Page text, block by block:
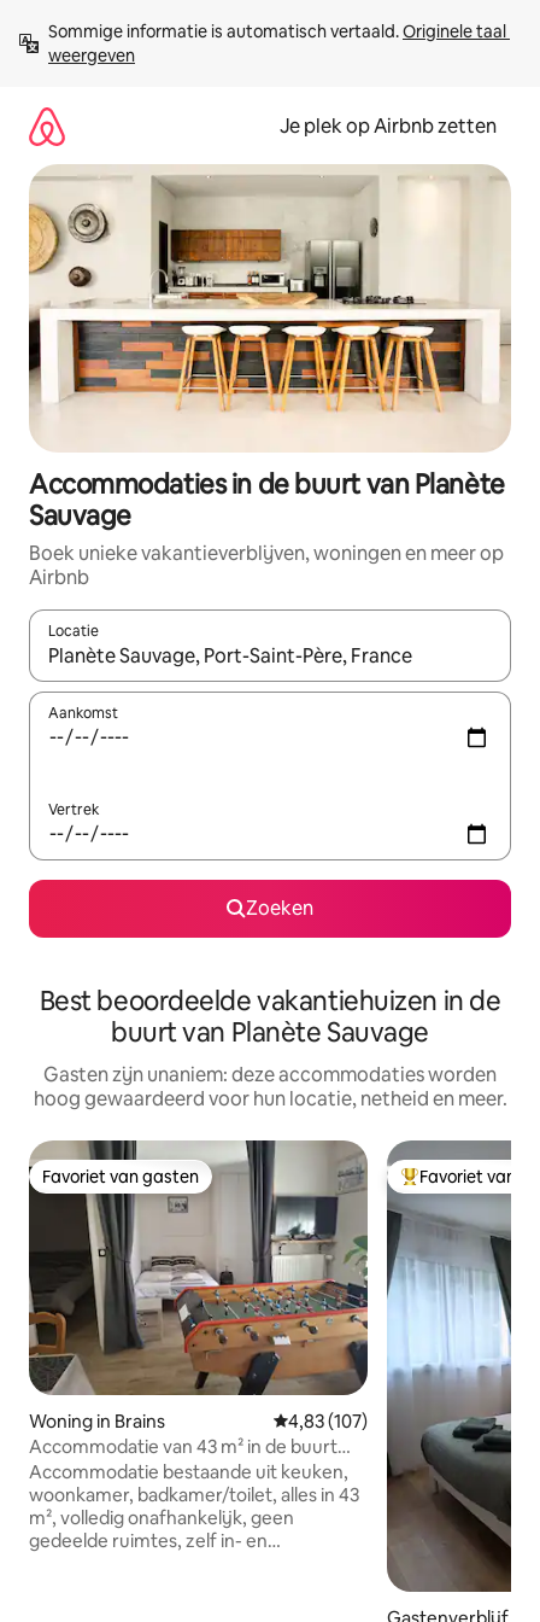
direct
naar
Sommige informatie is automatisch vertaald. Originele taal
weergeven
Je plek op Airbnb zetten
Accommodaties in de buurt van Planète
Sauvage
Boek unieke vakantieverblijven, woningen en meer op
Airbnb
Locatie
Wanneer er resultaten beschikbaar zijn, maak je een keuze
Aankomst
Vertrek
Zoeken
Best beoordeelde vakantiehuizen in de
buurt van Planète Sauvage
Gasten zijn unaniem: deze accommodaties worden
hoog gewaardeerd voor hun locatie, netheid en meer.
Favoriet van gasten
Favoriet van gasten
Woning in Brains Gemiddelde beoordeling van
4,83 (107)
Accommodatie van 43 m² in de buurt
van de luchthaven/Planète
Sauvage/Indre
Accommodatie bestaande uit keuken,
woonkamer, badkamer/toilet, alles in 43
m², volledig onafhankelijk, geen
gedeelde ruimtes, zelf in- en
Topfavoriet van
Favoriet van
Gastenverblijf in